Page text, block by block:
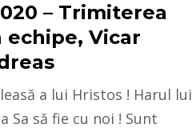
– Trimiterea
Vicar
a lui Hristos ! Harul lui
Sa să fie cu noi ! Sunt